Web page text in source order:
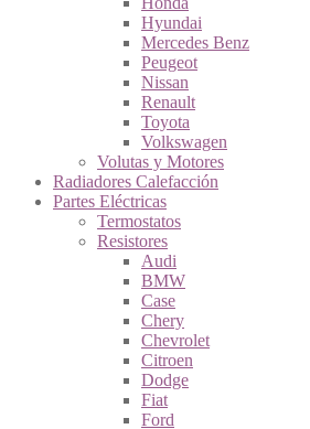
Hyundai
Mercedes Benz
Peugeot
Nissan
Renault
Toyota
Volkswagen
Volutas y Motores
Radiadores Calefacción
Partes Eléctricas
Termostatos
Resistores
Audi
BMW
Case
Chery
Chevrolet
Citroen
Dodge
Fiat
Ford